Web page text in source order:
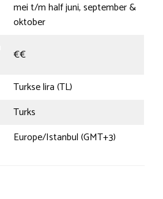
mei t/m half juni, september &
oktober
€€
Turkse lira (TL)
Turks
Europe/Istanbul (GMT+3)